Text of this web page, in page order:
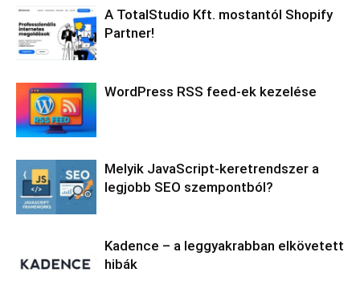
A TotalStudio Kft. mostantól Shopify
Partner!
WordPress RSS feed-ek kezelése
Melyik JavaScript-keretrendszer a
legjobb SEO szempontból?
Kadence – a leggyakrabban elkövetett
hibák